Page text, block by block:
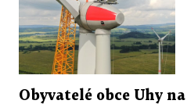
Obyvatelé obce Uhy